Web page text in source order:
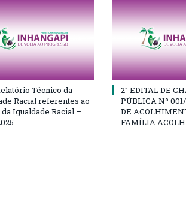
Técnico da
Racial referentes ao
Igualdade Racial –
2° EDITAL DE
PÚBLICA Nº
DE
FAMÍLIA